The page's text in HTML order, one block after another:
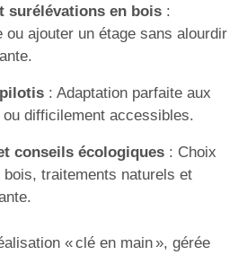
surélévations en bois:
ou ajouter un étage sans alourdir
: Adaptation parfaite aux
difficilement accessibles.
conseils écologiques: Choix
traitements naturels et
« clé en main », gérée